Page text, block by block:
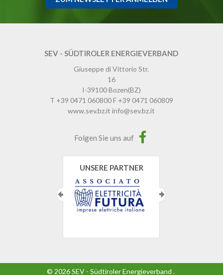
SEV - SÜDTIROLER ENERGIEVERBAND
Giuseppe di Vittorio Str.
16
I-39100Bozen(BZ)
T +39 0471 060800F +39 0471 060809
www.sev.bz.it info@sev.bz.it
Folgen Sie uns auf
UNSERE PARTNER
© 2026SEV - Südtiroler Energieverband .